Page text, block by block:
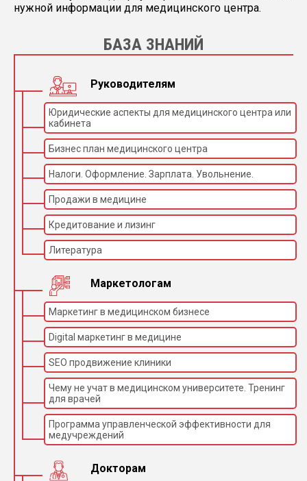
нужной информации для медицинского центра.
БАЗА ЗНАНИЙ
Руководителям
Юридические аспекты для медицинского центра или
кабинета
Бизнес план медицинского центра
Налоги. Оформление. Зарплата. Увольнение.
Продажи в медицине
Кредитование и лизинг
Литература
Маркетологам
Маркетинг в медицинском бизнесе
Digital маркетинг в медицине
SEO продвижение клиники
Чему не учат в медицинском университете. Тренинг
для врачей
Программа управленческой эффективности для
медучреждений
Докторам